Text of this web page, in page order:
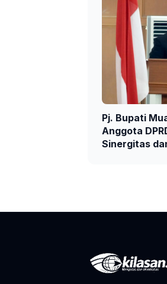
Pj. Bupati
Anggota
Sinergitas